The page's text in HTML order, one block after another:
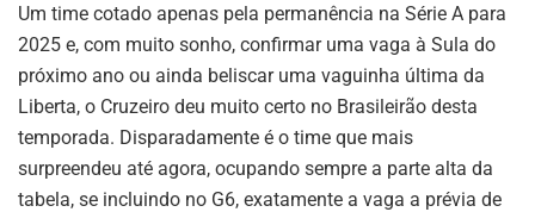
Um time cotado apenas pela permanência na Série A para
2025 e, com muito sonho, confirmar uma vaga à Sula do
próximo ano ou ainda beliscar uma vaguinha última da
Liberta, o Cruzeiro deu muito certo no Brasileirão desta
temporada. Disparadamente é o time que mais
surpreendeu até agora, ocupando sempre a parte alta da
tabela, se incluindo no G6, exatamente a vaga a prévia de